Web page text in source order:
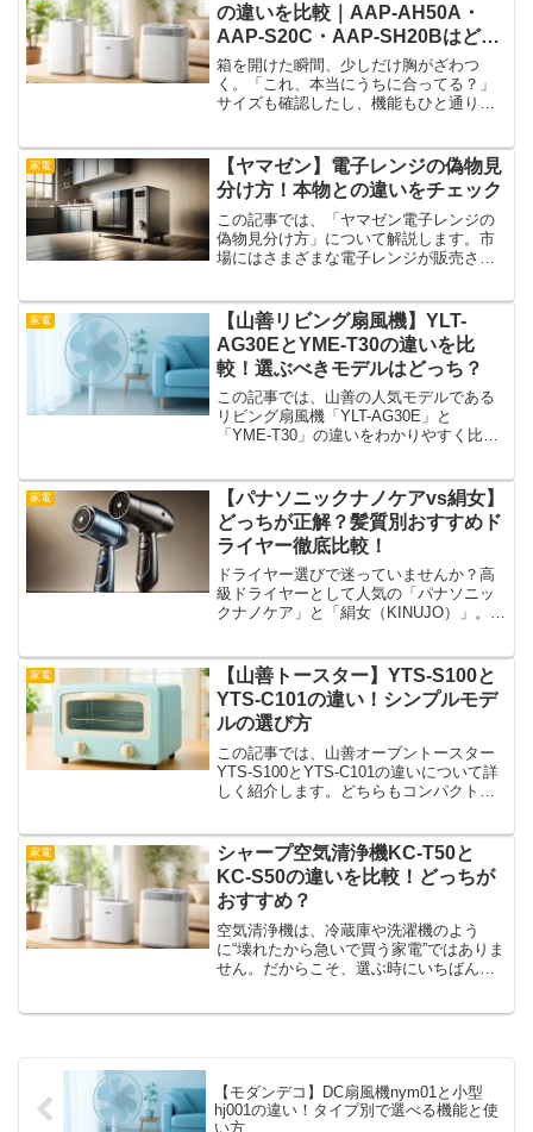
の違いを比較｜AAP-AH50A・
AAP-S20C・AAP-SH20Bはどれ
を選ぶ？
箱を開けた瞬間、少しだけ胸がざわつ
く。「これ、本当にうちに合ってる？」
サイズも確認したし、機能もひと通り見
多い。置いた場所に、どこかしっくりこ
ない。気づけば、手が伸びな...
家電
【ヤマゼン】電子レンジの偽物見
分け方！本物との違いをチェック
この記事では、「ヤマゼン電子レンジの
偽物見分け方」について解説します。市
場にはさまざまな電子レンジが販売され
を見分けるポイントを知っておけば、間
違って購入するリスクを減...
家電
【山善リビング扇風機】YLT-
AG30EとYME-T30の違いを比
較！選ぶべきモデルはどっち？
この記事では、山善の人気モデルである
リビング扇風機「YLT-AG30E」と
「YME-T30」の違いをわかりやすく比較
際に選ぶとなると何を基準に決めればよ
いのか迷うところ...
家電
【パナソニックナノケアvs絹女】
どっちが正解？髪質別おすすめド
ライヤー徹底比較！
ドライヤー選びで迷っていませんか？高
級ドライヤーとして人気の「パナソニッ
クナノケア」と「絹女（KINUJO）」。ど
は、違いをわかりやすく解説し、どんな
人におすすめなのかを紹介しています。
家電
【山善トースター】YTS-S100と
YTS-C101の違い！シンプルモデ
ルの選び方
この記事では、山善オーブントースター
YTS-S100とYTS-C101の違いについて詳
しく紹介します。どちらもコンパクトな2
な差があります。「どっちを選べばいい
の？」と...
家電
シャープ空気清浄機KC-T50と
KC-S50の違いを比較！どっちが
おすすめ？
空気清浄機は、冷蔵庫や洗濯機のよう
に“壊れたから急いで買う家電”ではありま
せん。だからこそ、選ぶ時にいちばん迷
【モダンデコ】DC扇風機nym01と小型
hj001の違い！タイプ別で選べる機能と使
い方